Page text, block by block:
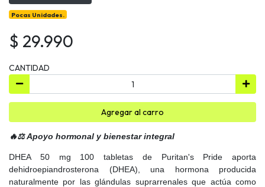
Pocas Unidades.
$ 29.990
CANTIDAD
Agregar al carro
🔥⚖️ Apoyo hormonal y bienestar integral
DHEA 50 mg 100 tabletas de Puritan's Pride aporta
dehidroepiandrosterona (DHEA), una hormona producida
naturalmente por las glándulas suprarrenales que actúa como